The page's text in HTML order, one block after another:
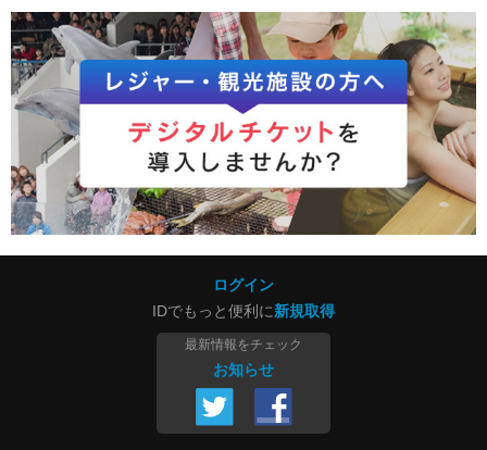
ログイン
IDでもっと便利に新規取得
最新情報をチェック
お知らせ